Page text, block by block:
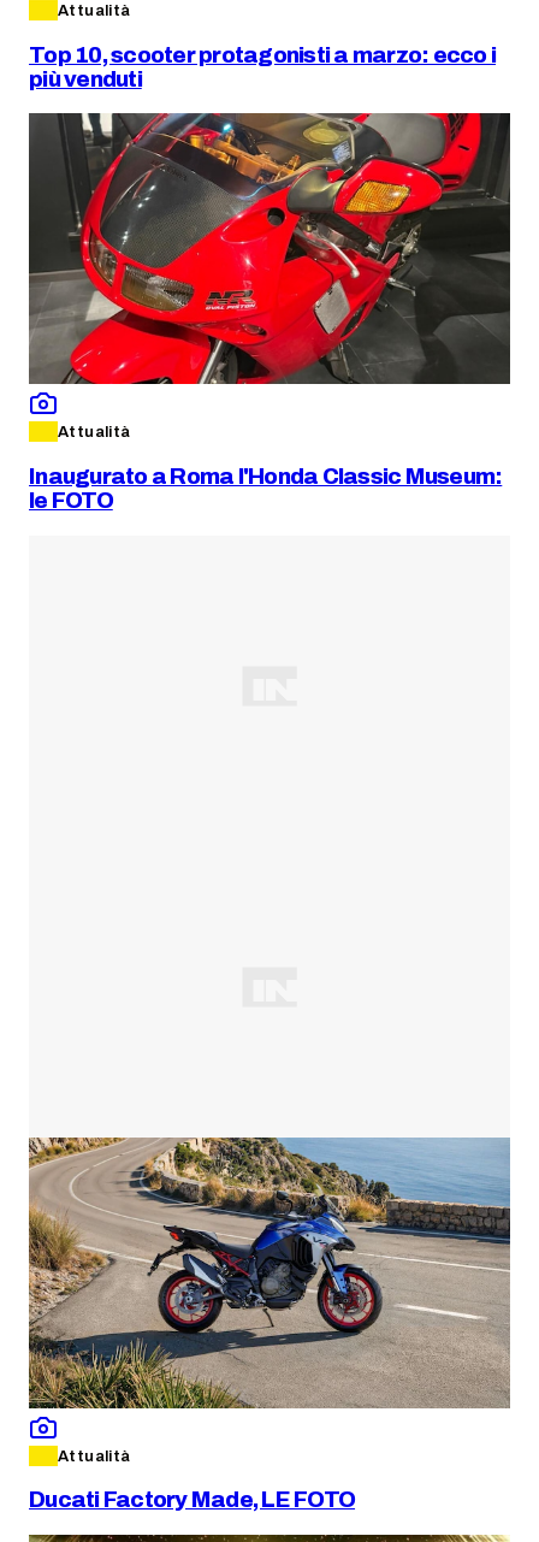
Attualità
Top 10, scooter protagonisti a marzo: ecco i
più venduti
Attualità
Inaugurato a Roma l'Honda Classic Museum:
le FOTO
Attualità
Ducati Factory Made, LE FOTO